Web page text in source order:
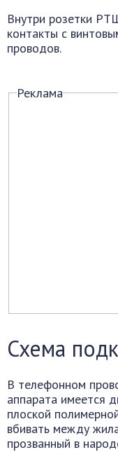
Внутри розетки
контакты с
проводов.
Реклама
Схема
В телефонном
аппарата имеется
плоской
вбивать между
прозванный в